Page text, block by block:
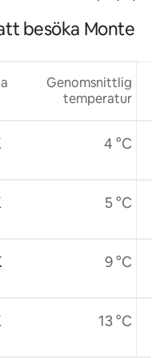
besöka Monte
Genomsnittlig
temperatur
4 °C
5 °C
9 °C
13 °C